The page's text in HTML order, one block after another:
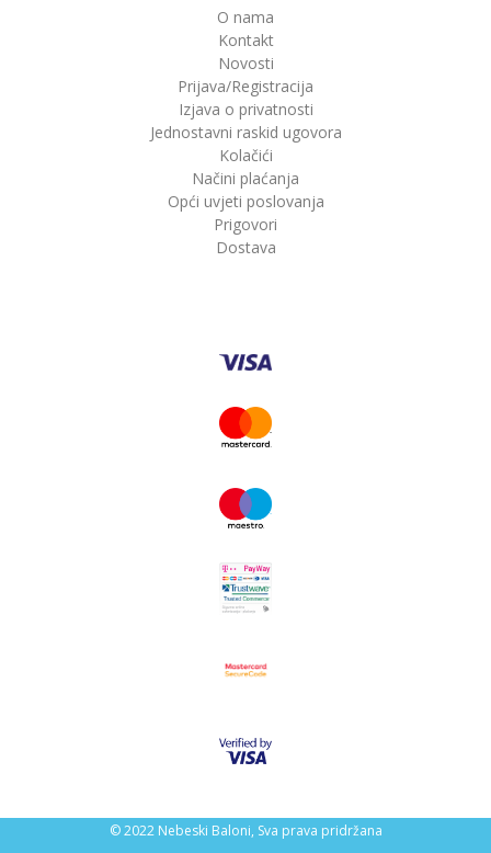
O nama
Kontakt
Novosti
Prijava/Registracija
Izjava o privatnosti
Jednostavni raskid ugovora
Kolačići
Načini plaćanja
Opći uvjeti poslovanja
Prigovori
Dostava
© 2022 Nebeski Baloni, Sva prava pridržana